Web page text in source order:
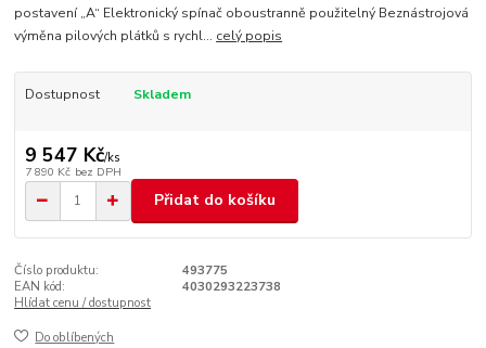
postavení „A“ Elektronický spínač oboustranně použitelný Beznástrojová
výměna pilových plátků s rychl... celý popis
Dostupnost Skladem
9 547 Kč/ks
7 890 Kč bez DPH
Přidat do košíku
Číslo produktu:
493775
EAN kód:
4030293223738
Hlídat cenu / dostupnost
Do oblíbených